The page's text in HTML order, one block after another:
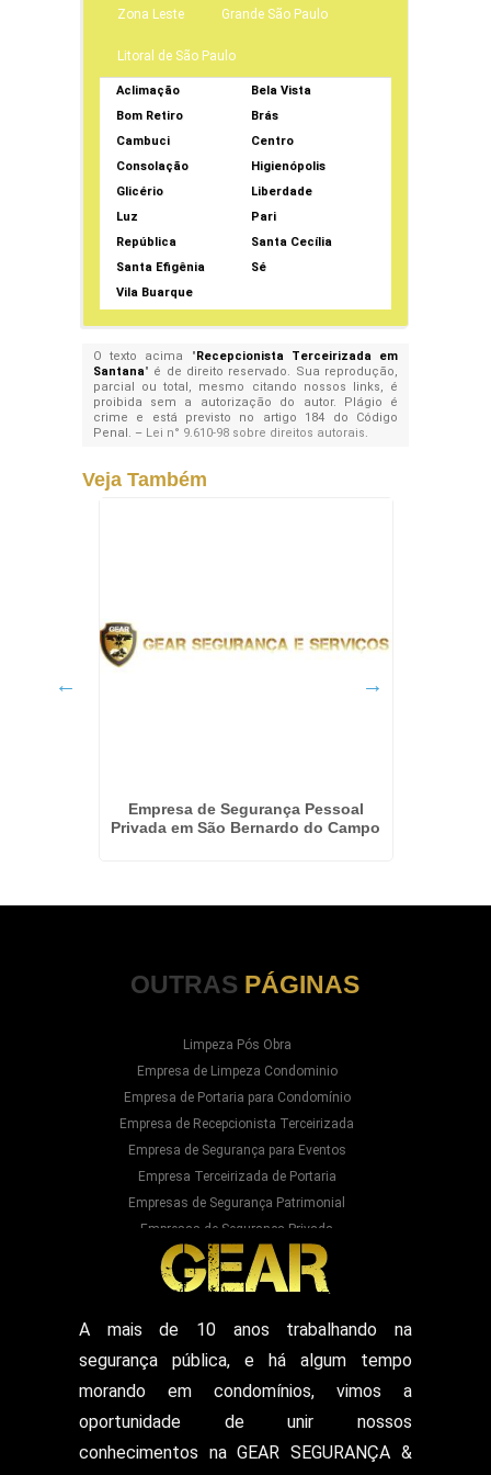
Zona Leste Grande São Paulo
Litoral de São Paulo
Aclimação
Bela Vista
Bom Retiro
Brás
Cambuci
Centro
Consolação
Higienópolis
Glicério
Liberdade
Luz
Pari
República
Santa Cecília
Santa Efigênia
Sé
Vila Buarque
O texto acima "Recepcionista Terceirizada em
Santana" é de direito reservado. Sua reprodução,
parcial ou total, mesmo citando nossos links, é
proibida sem a autorização do autor. Plágio é
crime e está previsto no artigo 184 do Código
Penal. – Lei n° 9.610-98 sobre direitos autorais.
Veja Também
Empresa de Segurança Pessoal
Privada em São Bernardo do Campo
OUTRAS PÁGINAS
Limpeza Pós Obra
Empresa de Limpeza Condominio
Empresa de Portaria para Condomínio
Empresa de Recepcionista Terceirizada
Empresa de Segurança para Eventos
Empresa Terceirizada de Portaria
Empresas de Segurança Patrimonial
Empresas de Segurança Privada
Empresas Prestadoras de Serviços para
Condominios
Empresas Prestadoras de Serviços para Prédios
Prestação de Serviços de Recepção
Recepcionista Terceirizada
Segurança Particular Armado
Segurança Patrimonial E Monitoramento
Segurança Patrimonial em Hospitais
A mais de 10 anos trabalhando na
segurança pública, e há algum tempo
morando em condomínios, vimos a
oportunidade de unir nossos
conhecimentos na GEAR SEGURANÇA &